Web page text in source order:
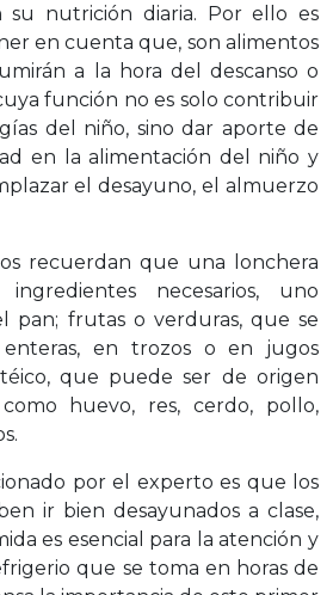
su nutrición diaria. Por ello es
en cuenta que, son alimentos
a la hora del descanso o
función no es solo contribuir
del niño, sino dar aporte de
en la alimentación del niño y
el desayuno, el almuerzo
recuerdan que una lonchera
necesarios, uno
pan; frutas o verduras, que se
en trozos o en jugos
que puede ser de origen
huevo, res, cerdo, pollo,
por el experto es que los
ir bien desayunados a clase,
es esencial para la atención y
que se toma en horas de